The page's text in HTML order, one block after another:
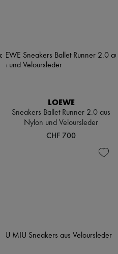
LOEWE
Sneakers Ballet Runner 2.0 aus
Nylon und Veloursleder
CHF 700